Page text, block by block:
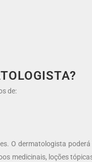
de:
O dermatologista
medicinais, loções